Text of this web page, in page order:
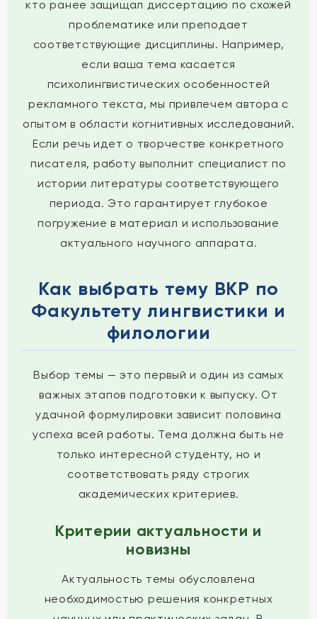
кто ранее защищал диссертацию по схожей
проблематике или преподает
соответствующие дисциплины. Например,
если ваша тема касается
психолингвистических особенностей
рекламного текста, мы привлечем автора с
опытом в области когнитивных исследований.
Если речь идет о творчестве конкретного
писателя, работу выполнит специалист по
истории литературы соответствующего
периода. Это гарантирует глубокое
погружение в материал и использование
актуального научного аппарата.
Как выбрать тему ВКР по
Факультету лингвистики и
филологии
Выбор темы — это первый и один из самых
важных этапов подготовки к выпуску. От
удачной формулировки зависит половина
успеха всей работы. Тема должна быть не
только интересной студенту, но и
соответствовать ряду строгих
академических критериев.
Критерии актуальности и
новизны
Актуальность темы обусловлена
необходимостью решения конкретных